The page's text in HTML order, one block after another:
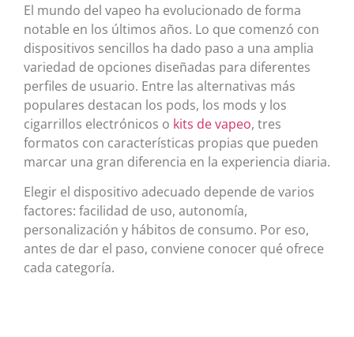
El mundo del vapeo ha evolucionado de forma
notable en los últimos años. Lo que comenzó con
dispositivos sencillos ha dado paso a una amplia
variedad de opciones diseñadas para diferentes
perfiles de usuario. Entre las alternativas más
populares destacan los pods, los mods y los
cigarrillos electrónicos o kits de vapeo, tres
formatos con características propias que pueden
marcar una gran diferencia en la experiencia diaria.
Elegir el dispositivo adecuado depende de varios
factores: facilidad de uso, autonomía,
personalización y hábitos de consumo. Por eso,
antes de dar el paso, conviene conocer qué ofrece
cada categoría.